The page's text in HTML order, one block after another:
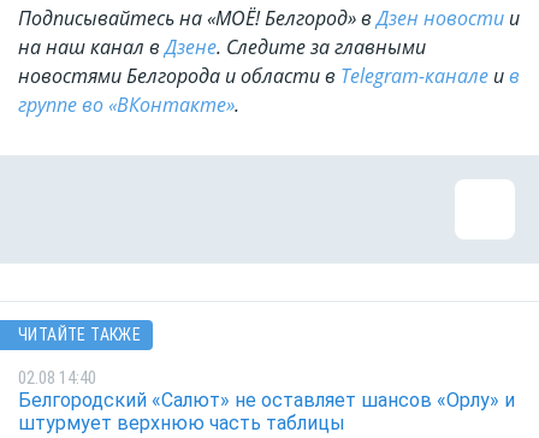
Подписывайтесь на «МОЁ! Белгород» вДзен новости и
на наш канал вДзене. Cледите за главными
новостями Белгорода и области в Telegram-канале ив
группе во «ВКонтакте».
ЧИТАЙТЕ ТАКЖЕ
02.08 14:40
Белгородский «Салют» не оставляет шансов «Орлу» и
штурмует верхнюю часть таблицы